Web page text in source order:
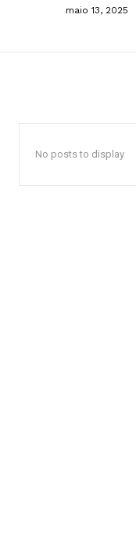
maio 13, 2025
No posts to display